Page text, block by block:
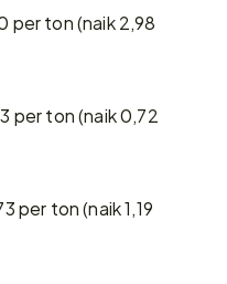
per ton (naik 2,98
per ton (naik 0,72
per ton (naik 1,19